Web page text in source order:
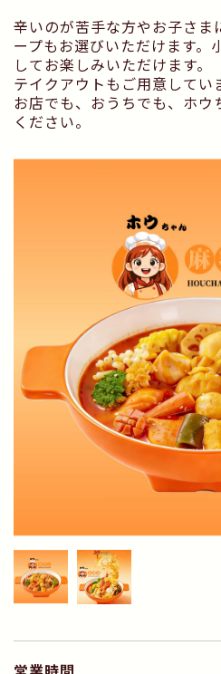
辛いのが苦手な方やお子さま
ープもお選びいただけます。
してお楽しみいただけます。
テイクアウトもご用意してい
お店でも、おうちでも、ホウ
ください。